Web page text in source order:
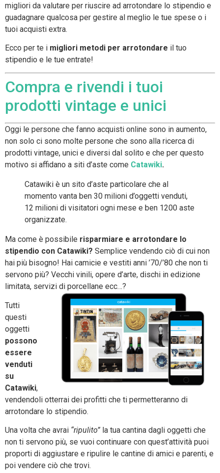
migliori da valutare per riuscire ad arrotondare lo stipendio e
guadagnare qualcosa per gestire al meglio le tue spese o i
tuoi acquisti extra.
Ecco per te i migliori metodi per arrotondare il tuo
stipendio e le tue entrate!
Compra e rivendi i tuoi
prodotti vintage e unici
Oggi le persone che fanno acquisti online sono in aumento,
non solo ci sono molte persone che sono alla ricerca di
prodotti vintage, unici e diversi dal solito e che per questo
motivo si affidano a siti d’aste come Catawiki.
Catawiki è un sito d’aste particolare che al
momento vanta ben 30 milioni d’oggetti venduti,
12 milioni di visitatori ogni mese e ben 1200 aste
organizzate.
Ma come è possibile risparmiare e arrotondare lo
stipendio con Catawiki? Semplice vendendo ciò di cui non
hai più bisogno! Hai camicie e vestiti anni ’70/’80 che non ti
servono più? Vecchi vinili, opere d’arte, dischi in edizione
limitata, servizi di porcellane ecc…?
Tutti
questi
oggetti
possono
essere
venduti
su
Catawiki,
vendendoli otterrai dei profitti che ti permetteranno di
arrotondare lo stipendio.
Una volta che avrai “ripulito” la tua cantina dagli oggetti che
non ti servono più, se vuoi continuare con quest’attività puoi
proporti di aggiustare e ripulire le cantine di amici e parenti, e
poi vendere ciò che trovi.